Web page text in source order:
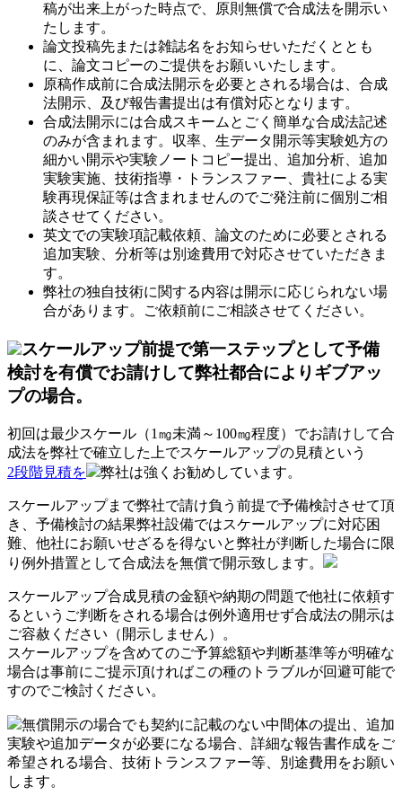
稿が出来上がった時点で、原則無償で合成法を開示い
たします。
論文投稿先または雑誌名をお知らせいただくととも
に、論文コピーのご提供をお願いいたします。
原稿作成前に合成法開示を必要とされる場合は、合成
法開示、及び報告書提出は有償対応となります。
合成法開示には合成スキームとごく簡単な合成法記述
のみが含まれます。収率、生データ開示等実験処方の
細かい開示や実験ノートコピー提出、追加分析、追加
実験実施、技術指導・トランスファー、貴社による実
験再現保証等は含まれませんのでご発注前に個別ご相
談させてください。
英文での実験項記載依頼、論文のために必要とされる
追加実験、分析等は別途費用で対応させていただきま
す。
弊社の独自技術に関する内容は開示に応じられない場
合があります。ご依頼前にご相談させてください。
スケールアップ前提で第一ステップとして予備
検討を有償でお請けして弊社都合によりギブアッ
プの場合。
初回は最少スケール（1㎎未満～100㎎程度）でお請けして合
成法を弊社で確立した上でスケールアップの見積という
2段階見積を
弊社は強くお勧めしています。
スケールアップまで弊社で請け負う前提で予備検討させて頂
き、予備検討の結果弊社設備ではスケールアップに対応困
難、他社にお願いせざるを得ないと弊社が判断した場合に限
り例外措置として合成法を無償で開示致します。
スケールアップ合成見積の金額や納期の問題で他社に依頼す
るというご判断をされる場合は例外適用せず合成法の開示は
ご容赦ください（開示しません）。
スケールアップを含めてのご予算総額や判断基準等が明確な
場合は事前にご提示頂ければこの種のトラブルが回避可能で
すのでご検討ください。
無償開示の場合でも契約に記載のない中間体の提出、追加
実験や追加データが必要になる場合、詳細な報告書作成をご
希望される場合、技術トランスファー等、別途費用をお願い
します。